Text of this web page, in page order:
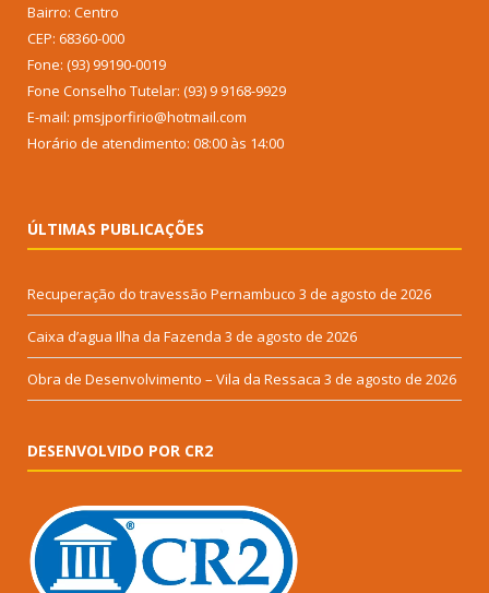
Bairro: Centro
CEP: 68360-000
Fone: (93) 99190-0019
Fone Conselho Tutelar: (93) 9 9168-9929
E-mail: pmsjporfirio@hotmail.com
Horário de atendimento: 08:00 às 14:00
ÚLTIMAS PUBLICAÇÕES
Recuperação do travessão Pernambuco 3 de agosto de 2026
Caixa d’agua Ilha da Fazenda 3 de agosto de 2026
Obra de Desenvolvimento – Vila da Ressaca 3 de agosto de 2026
DESENVOLVIDO POR CR2